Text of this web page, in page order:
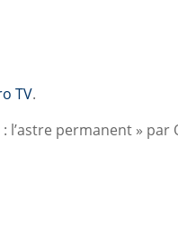
TV.
l’astre permanent » par